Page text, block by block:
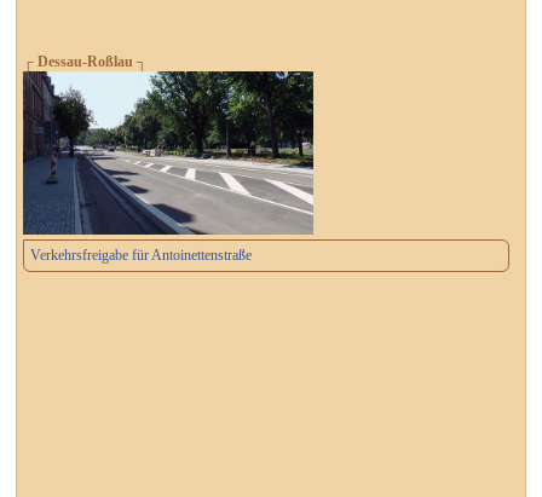
┌ Dessau-Roßlau ┐
Verkehrsfreigabe für Antoinettenstraße